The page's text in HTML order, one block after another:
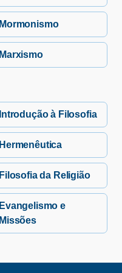
Mormonismo
Marxismo
Introdução à Filosofia
Hermenêutica
Filosofia da Religião
Evangelismo e
Missões